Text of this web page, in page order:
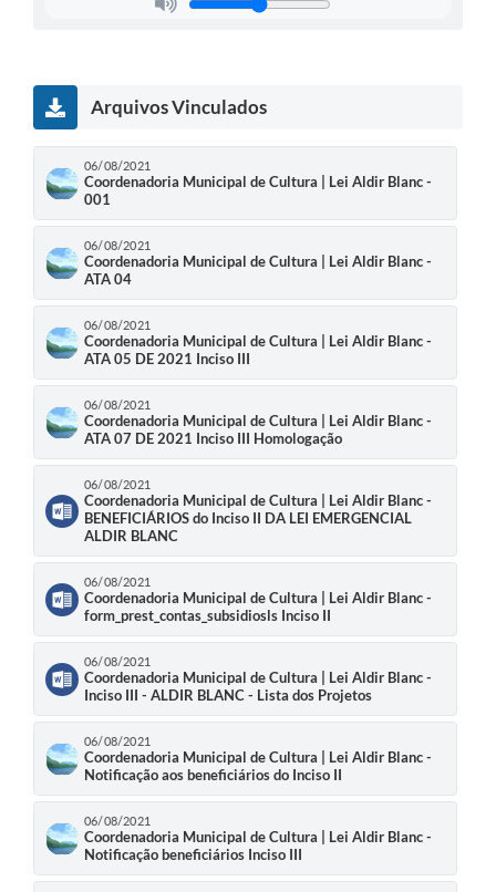
Arquivos Vinculados
06/08/2021
Coordenadoria Municipal de Cultura | Lei Aldir Blanc -
001
06/08/2021
Coordenadoria Municipal de Cultura | Lei Aldir Blanc -
ATA 04
06/08/2021
Coordenadoria Municipal de Cultura | Lei Aldir Blanc -
ATA 05 DE 2021 Inciso III
06/08/2021
Coordenadoria Municipal de Cultura | Lei Aldir Blanc -
ATA 07 DE 2021 Inciso III Homologação
06/08/2021
Coordenadoria Municipal de Cultura | Lei Aldir Blanc -
BENEFICIÁRIOS do Inciso II DA LEI EMERGENCIAL
ALDIR BLANC
06/08/2021
Coordenadoria Municipal de Cultura | Lei Aldir Blanc -
form_prest_contas_subsidiosls Inciso II
06/08/2021
Coordenadoria Municipal de Cultura | Lei Aldir Blanc -
Inciso III - ALDIR BLANC - Lista dos Projetos
06/08/2021
Coordenadoria Municipal de Cultura | Lei Aldir Blanc -
Notificação aos beneficiários do Inciso II
06/08/2021
Coordenadoria Municipal de Cultura | Lei Aldir Blanc -
Notificação beneficiários Inciso III